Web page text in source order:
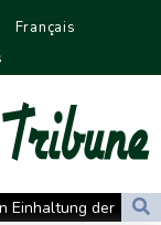
Français
Einhaltung der